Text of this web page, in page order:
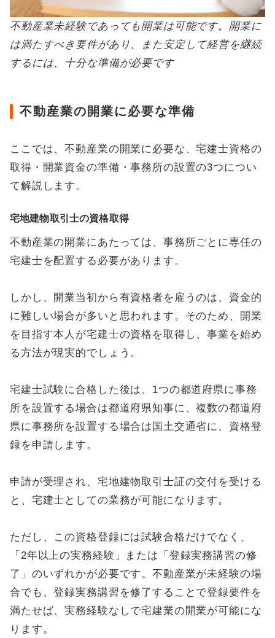
不動産業未経験であっても開業は可能です。開業に
は満たすべき要件があり、また安定して経営を継続
するには、十分な準備が必要です
不動産業の開業に必要な準備
ここでは、不動産業の開業に必要な、宅建士資格の
取得・開業資金の準備・事務所の設置の3つについ
て解説します。
宅地建物取引士の資格取得
不動産業の開業にあたっては、事務所ごとに専任の
宅建士を配置する必要があります。
しかし、開業当初から有資格者を雇うのは、資金的
に難しい場合が多いと思われます。そのため、開業
を目指す本人が宅建士の資格を取得し、事業を始め
る方法が現実的でしょう。
宅建士試験に合格した後は、1つの都道府県に事務
所を設置する場合は都道府県知事に、複数の都道府
県に事務所を設置する場合は国土交通省に、資格登
録を申請します。
申請が受理され、宅地建物取引士証の交付を受ける
と、宅建士としての業務が可能になります。
ただし、この資格登録には試験合格だけでなく、
「2年以上の実務経験」または「登録実務講習の修
了」のいずれかが必要です。不動産業が未経験の場
合でも、登録実務講習を修了することで登録要件を
満たせば、実務経験なしで宅建業の開業が可能にな
ります。